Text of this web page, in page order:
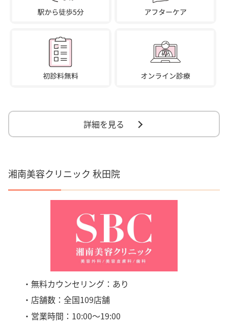
詳細を見る
湘南美容クリニック 秋田院
・無料カウンセリング：あり
・店舗数：全国109店舗
・営業時間：10:00〜19:00